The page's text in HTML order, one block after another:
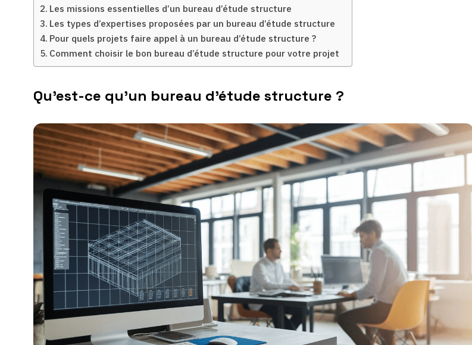
Les missions essentielles d’un bureau d’étude structure
Les types d’expertises proposées par un bureau d’étude structure
Pour quels projets faire appel à un bureau d’étude structure ?
Comment choisir le bon bureau d’étude structure pour votre projet
Qu’est-ce qu’un bureau d’étude structure ?